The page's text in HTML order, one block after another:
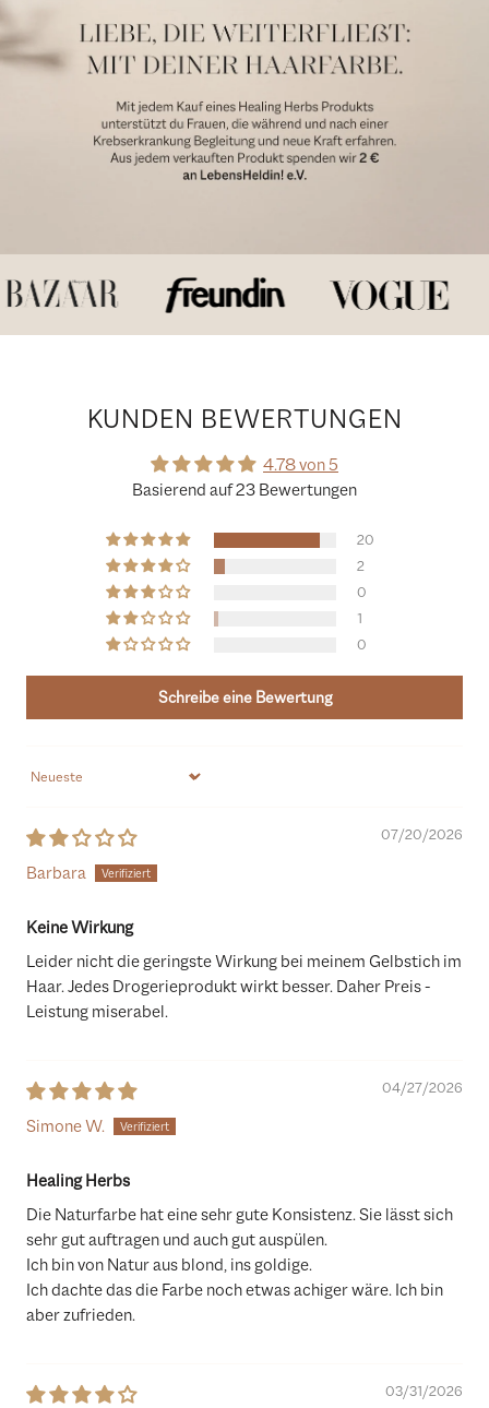
KUNDEN BEWERTUNGEN
4.78 von 5
Basierend auf 23 Bewertungen
20
2
0
1
0
Schreibe eine Bewertung
Sort by
07/20/2026
Barbara
Keine Wirkung
Leider nicht die geringste Wirkung bei meinem Gelbstich im
Haar. Jedes Drogerieprodukt wirkt besser. Daher Preis -
Leistung miserabel.
04/27/2026
Simone W.
Healing Herbs
Die Naturfarbe hat eine sehr gute Konsistenz. Sie lässt sich
sehr gut auftragen und auch gut auspülen.
Ich bin von Natur aus blond, ins goldige.
Ich dachte das die Farbe noch etwas achiger wäre. Ich bin
aber zufrieden.
03/31/2026